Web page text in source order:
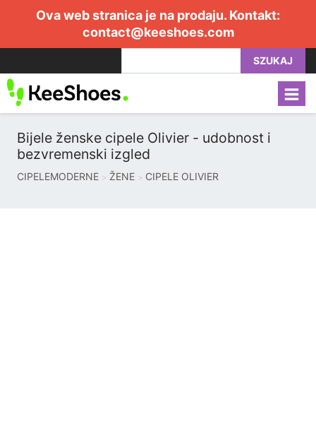
Ova web stranica je na prodaju. Kontakt:
contact@keeshoes.com
SZUKAJ
Bijele ženske cipele Olivier - udobnost i
bezvremenski izgled
CIPELEMODERNE ŽENE CIPELE OLIVIER